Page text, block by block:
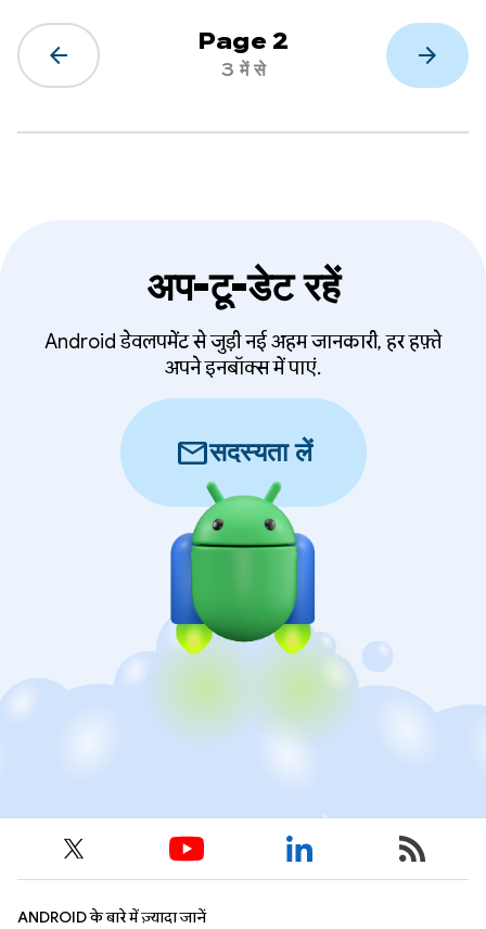
arrow_back Page 2
3 में से arrow_forward
अप-टू-डेट रहें
Android डेवलपमेंट से जुड़ी नई अहम जानकारी, हर हफ़्ते
अपने इनबॉक्स में पाएं.
mailसदस्यता लें
ANDROID के बारे में ज़्यादा जानें